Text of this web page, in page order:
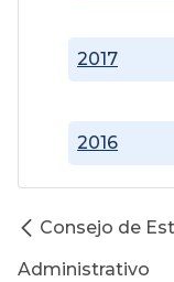
2016
2017
Consejo de
Administrativo